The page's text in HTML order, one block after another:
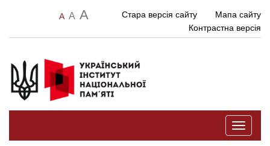
A A A Стара версія сайту
Мапа сайту
Контрастна версія
Toggle